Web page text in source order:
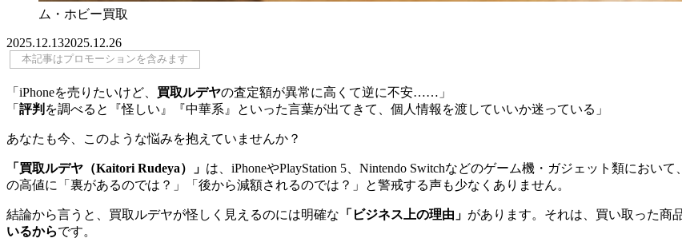
ム・ホビー買取
2025.12.132025.12.26
本記事はプロモーションを含みます
「iPhoneを売りたいけど、 買取ルデヤの査定額が異常に高くて逆に不安……」
「 評判 を調べると『怪しい』『中華系』といった言葉が出てきて、個人情報を渡していいか迷っている」
あなたも今、このような悩みを抱えていませんか？
「買取ルデヤ（Kaitori Rudeya）」 は、iPhoneやPlayStation 5、Nintendo Switchなどのゲーム機・ガジェット類におい
の高値に「裏があるのでは？」「後から減額されるのでは？」と警戒する声も少なくありません。
結論から言うと、買取ルデヤが怪しく見えるのには明確な 「ビジネス上の理由」 があります。それは、買い取った商
いるからです。